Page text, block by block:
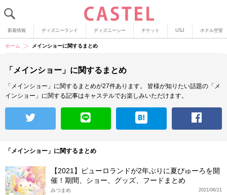
新着情報 ディズニーランド ディズニーシー チケット USJ ホテル空室
ホーム メインショーに関するまとめ
「メインショー」に関するまとめ
「メインショー」に関するまとめが27件あります。
皆様が知りたい話題の「メ
インショー」に関する記事はキャステルでお楽しみいただけます。
「メインショー」に関するまとめ
【2021】ピューロランドが2年ぶりに夏ぴゅーろを開
催！期間、ショー、グッズ、フードまとめ
2021/06/21
みつまめ